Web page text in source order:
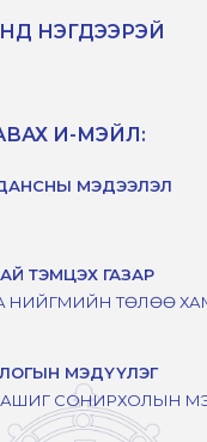
НЭГДЭЭРЭЙ
И-МЭЙЛ:
МЭДЭЭЛЭЛ
ТЭМЦЭХ ГАЗАР
НИЙГМИЙН ТӨЛӨӨ
ОРЛОГЫН МЭДҮҮЛЭГ
СОНИРХОЛЫН